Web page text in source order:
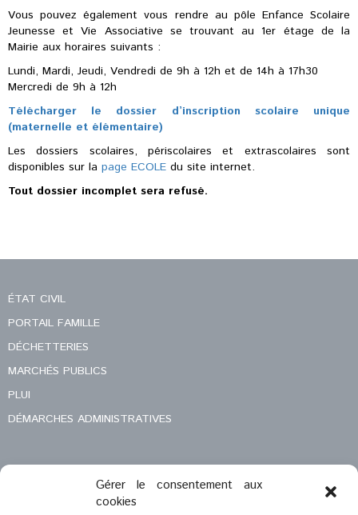
Gérer le consentement aux
cookies
Vous pouvez également vous rendre au pôle Enfance Scolaire
Jeunesse et Vie Associative se trouvant au 1er étage de la
Mairie aux horaires suivants :
Lundi, Mardi, Jeudi, Vendredi de 9h à 12h et de 14h à 17h30
Mercredi de 9h à 12h
Télécharger le dossier d’inscription scolaire unique
(maternelle et élémentaire)
Les dossiers scolaires, périscolaires et extrascolaires sont
disponibles sur la page ECOLE du site internet.
Tout dossier incomplet sera refusé.
ÉTAT CIVIL
PORTAIL FAMILLE
DÉCHETTERIES
MARCHÉS PUBLICS
PLUI
DÉMARCHES ADMINISTRATIVES
MENTIONS LÉGALES